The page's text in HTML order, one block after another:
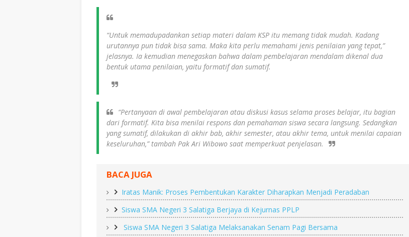
“Untuk memadupadankan setiap materi dalam KSP itu memang tidak mudah. Kadang
urutannya pun tidak bisa sama. Maka kita perlu memahami jenis penilaian yang tepat,”
jelasnya. Ia kemudian menegaskan bahwa dalam pembelajaran mendalam dikenal dua
bentuk utama penilaian, yaitu formatif dan sumatif.
“Pertanyaan di awal pembelajaran atau diskusi kasus selama proses belajar, itu bagian
dari formatif. Kita bisa menilai respons dan pemahaman siswa secara langsung. Sedangkan
yang sumatif, dilakukan di akhir bab, akhir semester, atau akhir tema, untuk menilai capaian
keseluruhan,” tambah Pak Ari Wibowo saat memperkuat penjelasan.
BACA JUGA
Iratas Manik: Proses Pembentukan Karakter Diharapkan Menjadi Peradaban
Siswa SMA Negeri 3 Salatiga Berjaya di Kejurnas PPLP
Siswa SMA Negeri 3 Salatiga Melaksanakan Senam Pagi Bersama